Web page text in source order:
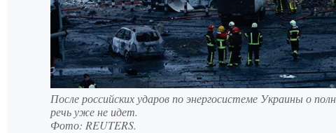
После российских ударов по энергосистеме Украины о
речь уже не идет.
Фото: REUTERS.